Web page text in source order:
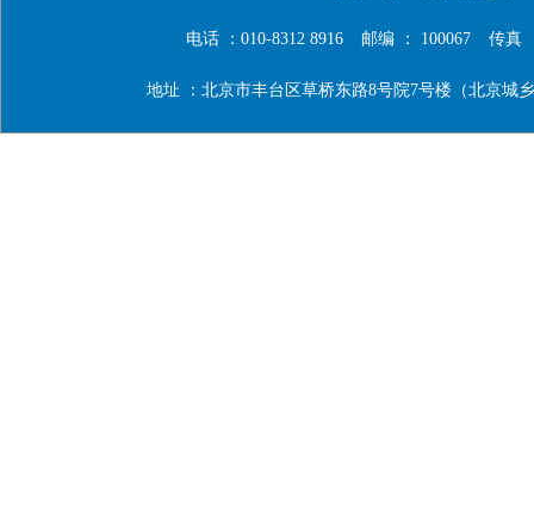
电话 ：010-8312 8916 邮编 ： 100067 传真
地址 ：北京市丰台区草桥东路8号院7号楼（北京城